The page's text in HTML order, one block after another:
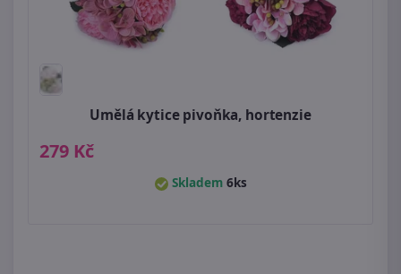
Umělá kytice pivoňka, hortenzie
279 Kč
Skladem 6ks